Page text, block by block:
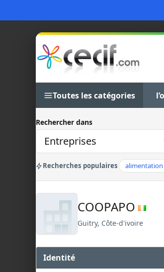
Toutes les catégories
Rechercher dans
Recherches populaires alimentation
COOPAPO
Guitry, Côte-d'ivoire
Identité